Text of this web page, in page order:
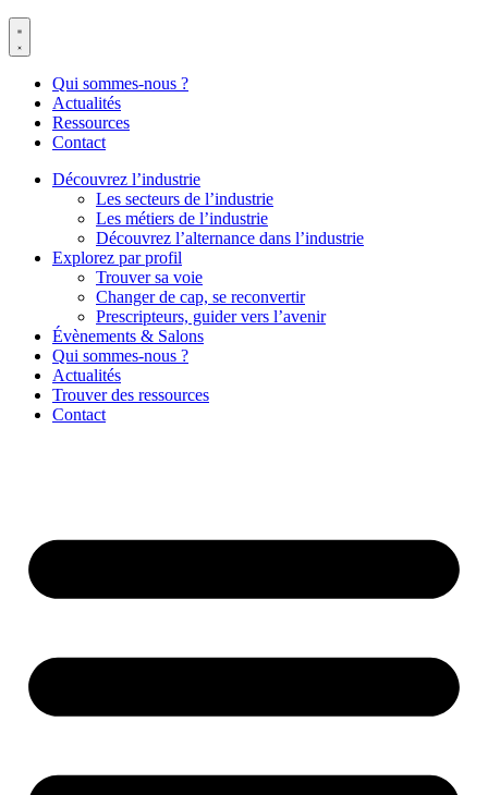
Qui sommes-nous ?
Actualités
Ressources
Contact
Découvrez l’industrie
Les secteurs de l’industrie
Les métiers de l’industrie
Découvrez l’alternance dans l’industrie
Explorez par profil
Trouver sa voie
Changer de cap, se reconvertir
Prescripteurs, guider vers l’avenir
Évènements & Salons
Qui sommes-nous ?
Actualités
Trouver des ressources
Contact